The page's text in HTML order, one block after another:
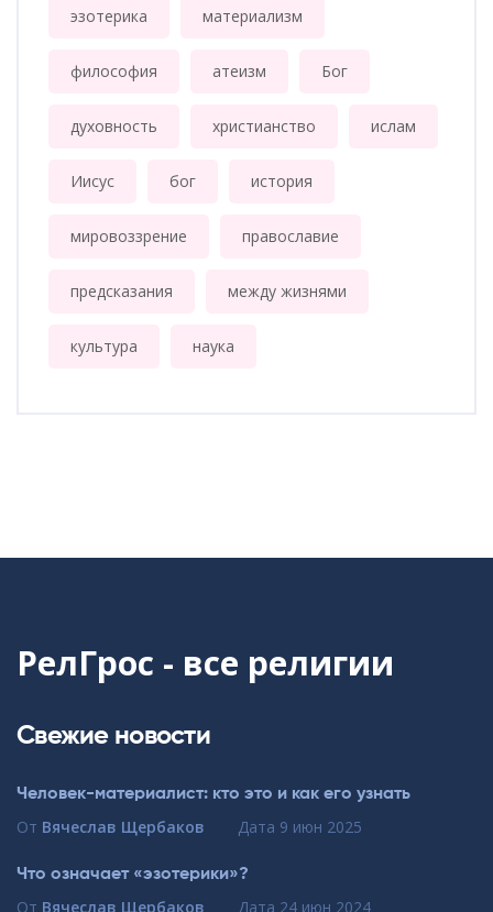
эзотерика материализм
философия атеизм Бог
духовность христианство ислам
Иисус бог история
мировоззрение православие
предсказания между жизнями
культура наука
РелГрос - все религии
Свежие новости
Человек-материалист: кто это и как его узнать
От Вячеслав Щербаков Дата 9 июн 2025
Что означает «эзотерики»?
От Вячеслав Щербаков Дата 24 июн 2024